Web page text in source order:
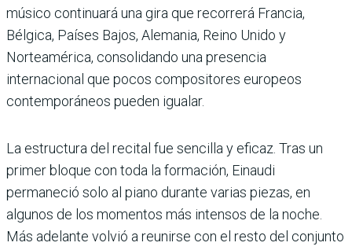
músico continuará una gira que recorrerá Francia,
Bélgica, Países Bajos, Alemania, Reino Unido y
Norteamérica, consolidando una presencia
internacional que pocos compositores europeos
contemporáneos pueden igualar.
La estructura del recital fue sencilla y eficaz. Tras un
primer bloque con toda la formación, Einaudi
permaneció solo al piano durante varias piezas, en
algunos de los momentos más intensos de la noche.
Más adelante volvió a reunirse con el resto del conjunto